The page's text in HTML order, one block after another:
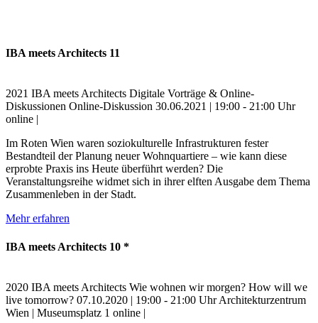
IBA meets Architects 11
2021 IBA meets Architects Digitale Vorträge & Online-
Diskussionen Online-Diskussion 30.06.2021 | 19:00 - 21:00 Uhr
online |
Im Roten Wien waren soziokulturelle Infrastrukturen fester
Bestandteil der Planung neuer Wohnquartiere – wie kann diese
erprobte Praxis ins Heute überführt werden? Die
Veranstaltungsreihe widmet sich in ihrer elften Ausgabe dem Thema
Zusammenleben in der Stadt.
Mehr erfahren
IBA meets Architects 10 *
2020 IBA meets Architects Wie wohnen wir morgen? How will we
live tomorrow? 07.10.2020 | 19:00 - 21:00 UhrArchitekturzentrum
Wien | Museumsplatz 1 online |